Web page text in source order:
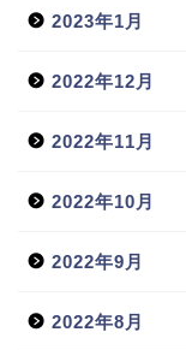
2023年1月
2022年12月
2022年11月
2022年10月
2022年9月
2022年8月